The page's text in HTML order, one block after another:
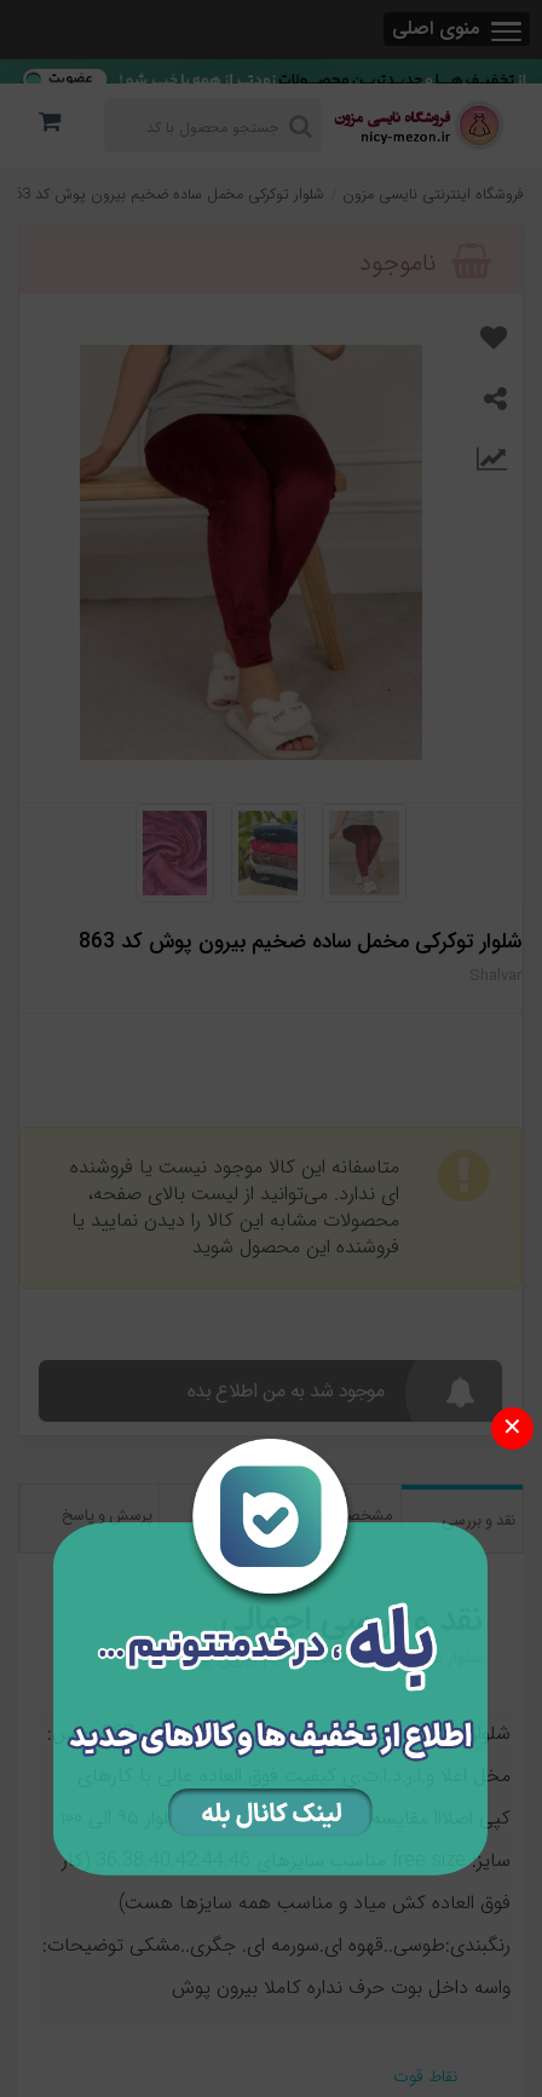
منوی اصلی
فروشگاه اینترنتی نایسی مزون شلوار توکرکی مخمل ساده ضخیم بیرون پوش کد 863
ناموجود
شلوار توکرکی مخمل ساده ضخیم بیرون پوش کد 863
متاسفانه این کالا موجود نیست یا فروشنده
ای ندارد. می‌توانید از لیست بالای صفحه،
محصولات مشابه این کالا را دیدن نمایید یا
فروشنده این محصول شوید
موجود شد به من اطلاع بده
نقد و بررسی مشخصات نظرات کاربران پرسش و پاسخ
نقد و بررسی اجمالی
شلوار توکرکی مخمل ساده ضخیم بیرون پوش کد 863
شلوار توکرکی مخمل ساده ضخیم بیرون پوش کد 863 جنس:
مخل اعلا و.ا.ر.د.ا.ت.ی کیفیت فوق العاده عالی با کارهای
سایز: free size مناسب سایزهای 36.38.40.42.44.46 (کار
فوق العاده کش میاد و مناسب همه سایزها هست)
رنگبندی:طوسی..قهوه ای.سورمه ای. جگری..مشکی توضیحات:
واسه داخل بوت حرف نداره کاملا بیرون پوش
نقاط قوت
✕